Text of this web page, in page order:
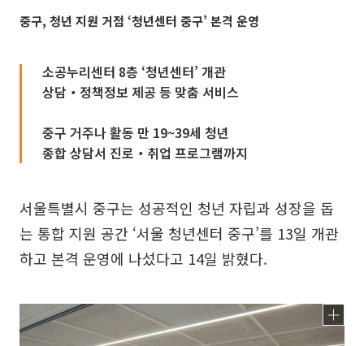
중구, 청년 지원 거점 ‘청년센터 중구’ 본격 운영
소공누리센터 8층 ‘청년센터’ 개관
상담‧정책정보 제공 등 맞춤 서비스
중구 거주나 활동 만 19~39세 청년
종합 상담서 진로‧취업 프로그램까지
서울특별시 중구는 성공적인 청년 자립과 성장을 돕
는 통합 지원 공간 ‘서울 청년센터 중구’를 13일 개관
하고 본격 운영에 나섰다고 14일 밝혔다.